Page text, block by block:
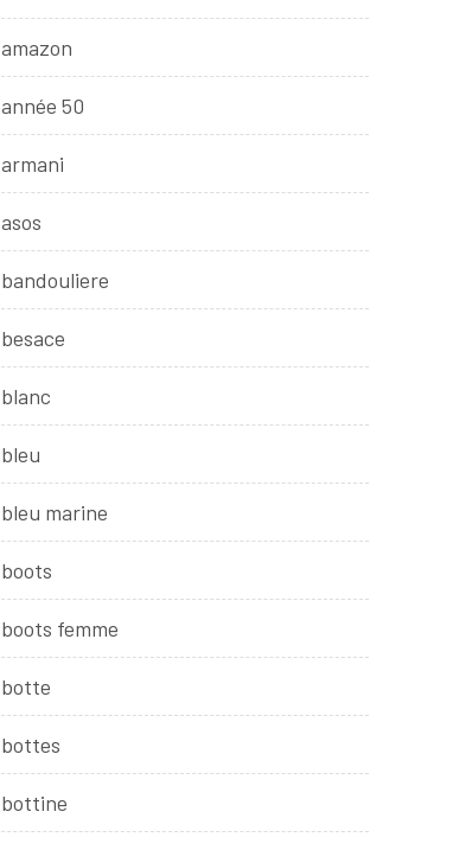
amazon
année 50
armani
asos
bandouliere
besace
blanc
bleu
bleu marine
boots
boots femme
botte
bottes
bottine